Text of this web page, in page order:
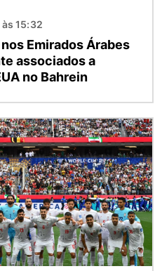
15:32
Emirados Árabes
associados a
no Bahrein